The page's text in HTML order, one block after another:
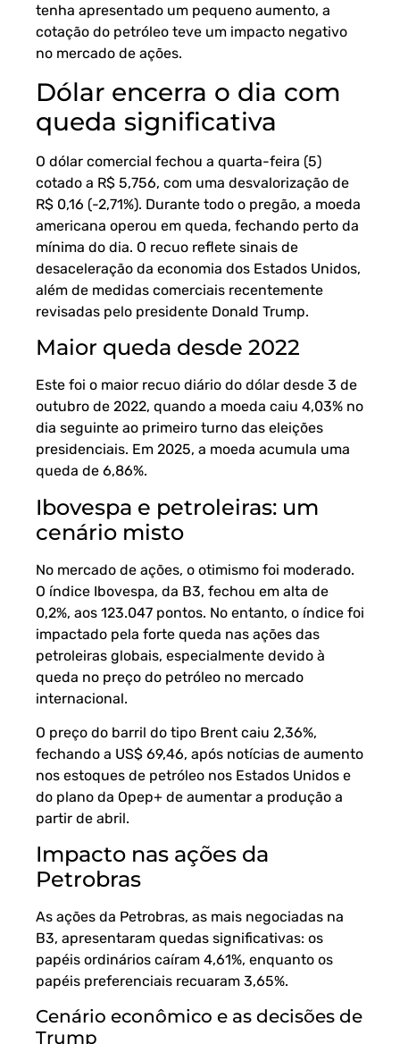
tenha apresentado um pequeno aumento, a
cotação do petróleo teve um impacto negativo
no mercado de ações.
Dólar encerra o dia com
queda significativa
O dólar comercial fechou a quarta-feira (5)
cotado a R$ 5,756, com uma desvalorização de
R$ 0,16 (-2,71%). Durante todo o pregão, a moeda
americana operou em queda, fechando perto da
mínima do dia. O recuo reflete sinais de
desaceleração da economia dos Estados Unidos,
além de medidas comerciais recentemente
revisadas pelo presidente Donald Trump.
Maior queda desde 2022
Este foi o maior recuo diário do dólar desde 3 de
outubro de 2022, quando a moeda caiu 4,03% no
dia seguinte ao primeiro turno das eleições
presidenciais. Em 2025, a moeda acumula uma
queda de 6,86%.
Ibovespa e petroleiras: um
cenário misto
No mercado de ações, o otimismo foi moderado.
O índice Ibovespa, da B3, fechou em alta de
0,2%, aos 123.047 pontos. No entanto, o índice foi
impactado pela forte queda nas ações das
petroleiras globais, especialmente devido à
queda no preço do petróleo no mercado
internacional.
O preço do barril do tipo Brent caiu 2,36%,
fechando a US$ 69,46, após notícias de aumento
nos estoques de petróleo nos Estados Unidos e
do plano da Opep+ de aumentar a produção a
partir de abril.
Impacto nas ações da
Petrobras
As ações da Petrobras, as mais negociadas na
B3, apresentaram quedas significativas: os
papéis ordinários caíram 4,61%, enquanto os
papéis preferenciais recuaram 3,65%.
Cenário econômico e as decisões de
Trump